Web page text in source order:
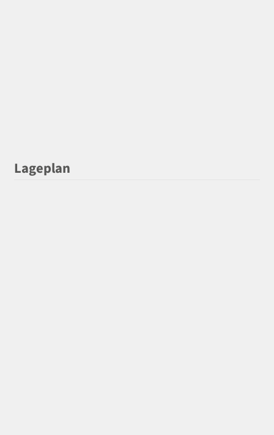
Lageplan